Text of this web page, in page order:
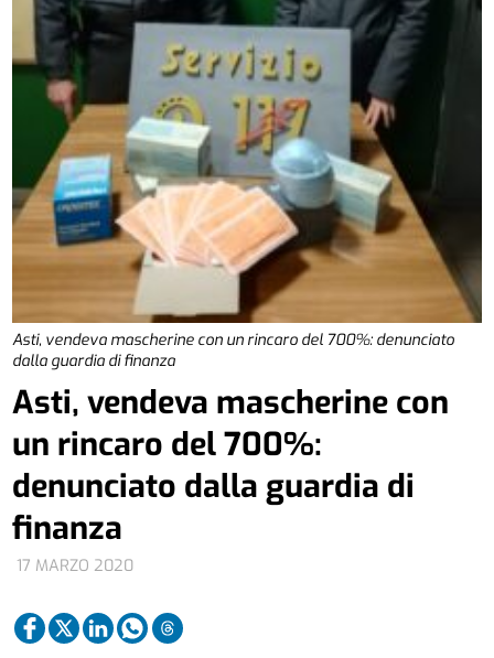
Asti, vendeva mascherine con un rincaro del 700%: denunciato
dalla guardia di finanza
17 MARZO 2020
Asti, vendeva mascherine con
un rincaro del 700%:
denunciato dalla guardia di
finanza